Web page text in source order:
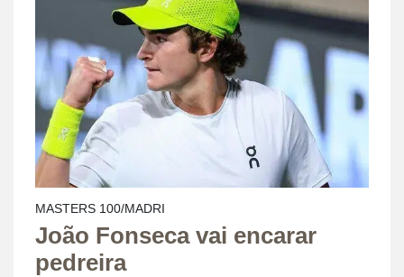
MASTERS 100/MADRI
João Fonseca vai encarar
pedreira